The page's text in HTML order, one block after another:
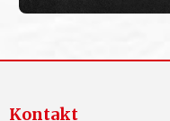
Kontakt